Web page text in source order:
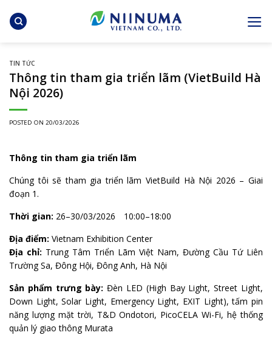
content
TIN TỨC
Thông tin tham gia triển lãm (VietBuild Hà
Nội 2026)
POSTED ON 20/03/2026
Thông tin tham gia triển lãm
Chúng tôi sẽ tham gia triển lãm VietBuild Hà Nội 2026 – Giai
đoạn 1.
Thời gian: 26–30/03/2026 10:00–18:00
Địa điểm: Vietnam Exhibition Center
Địa chỉ: Trung Tâm Triển Lãm Việt Nam, Đường Cầu Tứ Liên
Trường Sa, Đông Hội, Đông Anh, Hà Nội
Sản phẩm trưng bày:Đèn LED (High Bay Light, Street Light,
Down Light, Solar Light, Emergency Light, EXIT Light), tấm pin
năng lượng mặt trời, T&D Ondotori, PicoCELA Wi-Fi, hệ thống
quản lý giao thông Murata